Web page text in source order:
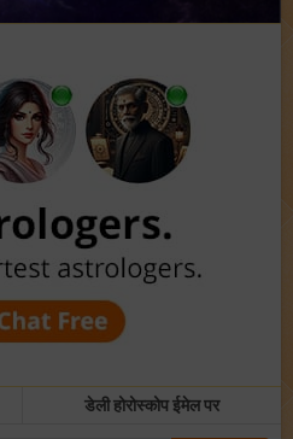
डेली होरोस्कोप ईमेल पर